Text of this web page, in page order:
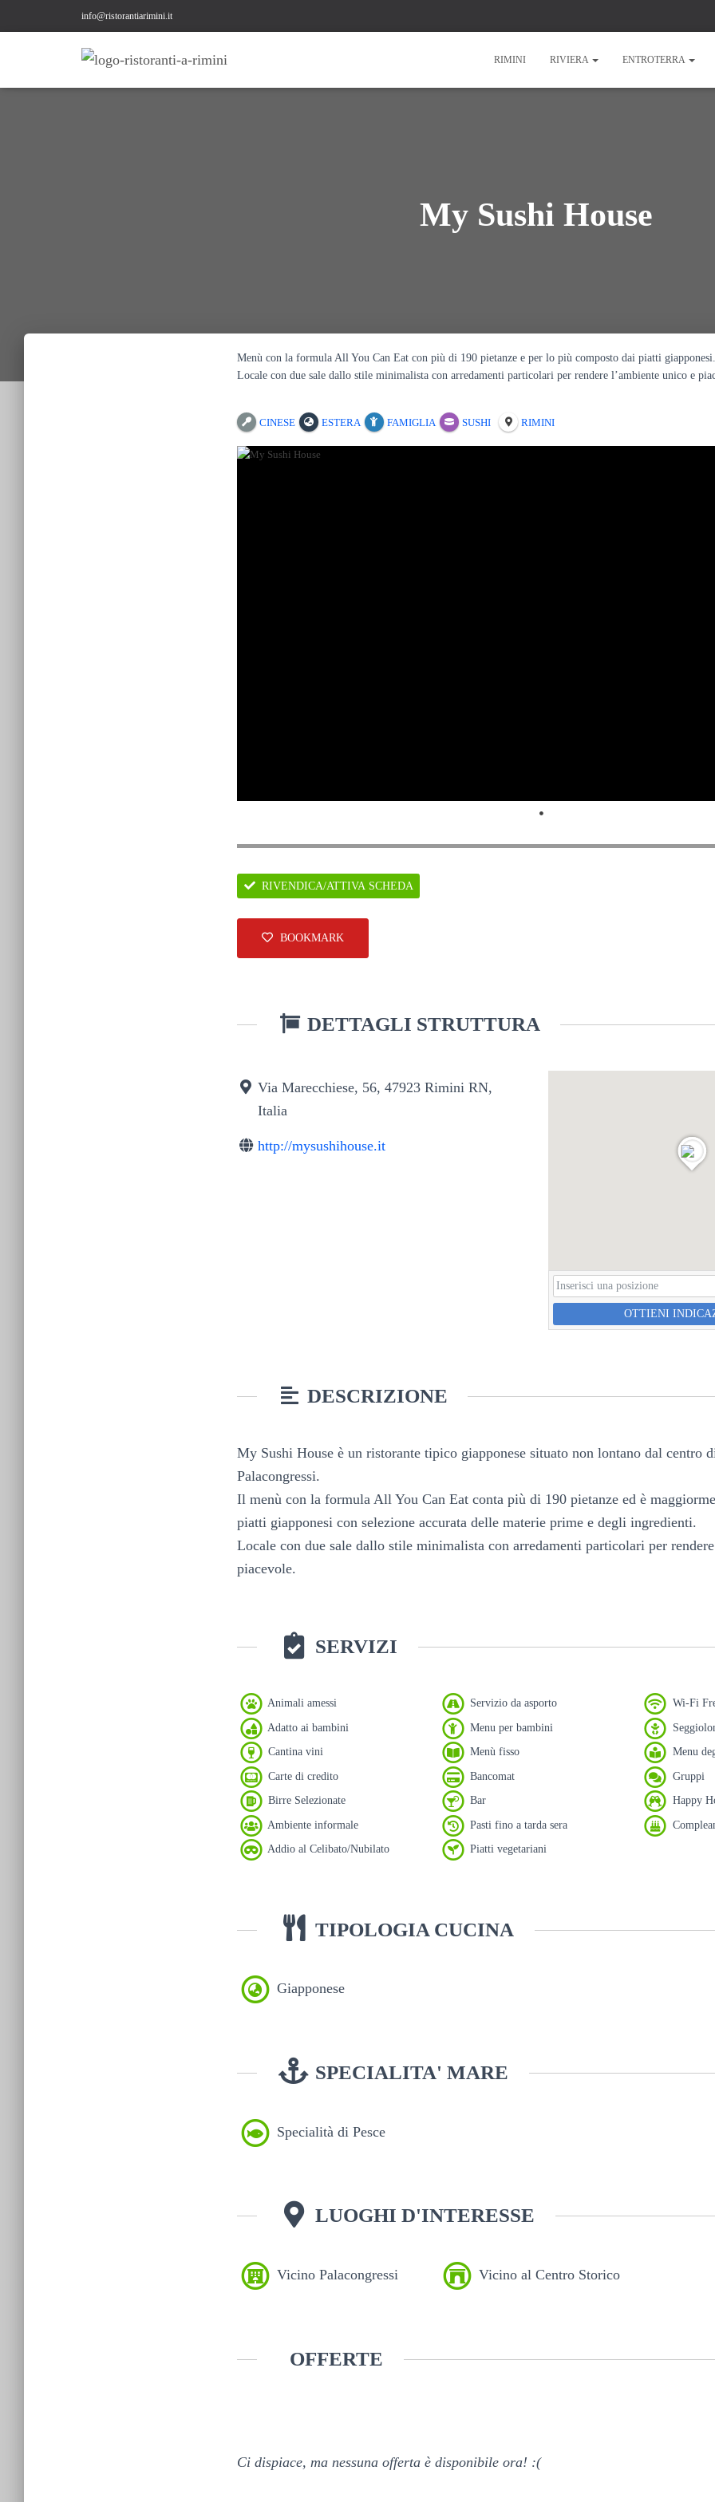
info@ristorantiarimini.it
RIMINI RIVIERA ENTROTERRA
My Sushi House
Menù con la formula All You Can Eat con più di 190 pietanze e per lo più composto dai piatti giapponesi.
Locale con due sale dallo stile minimalista con arredamenti particolari per rendere l’ambiente unico e
CINESE ESTERA FAMIGLIA SUSHI RIMINI
RIVENDICA/ATTIVA SCHEDA
BOOKMARK
DETTAGLI STRUTTURA
Via Marecchiese, 56, 47923 Rimini RN,
Italia
http://mysushihouse.it
OTTIENI
DESCRIZIONE
My Sushi House è un ristorante tipico giapponese situato non lontano dal centro
Palacongressi.
Il menù con la formula All You Can Eat conta più di 190 pietanze ed è
piatti giapponesi con selezione accurata delle materie prime e degli ingredienti.
Locale con due sale dallo stile minimalista con arredamenti particolari per
piacevole.
SERVIZI
Animali amessi Servizio da asporto Wi-Fi
Adatto ai bambini Menu per bambini
Cantina vini Menù fisso Menu
Carte di credito Bancomat Gruppi
Birre Selezionate Bar Happy
Ambiente informale Pasti fino a tarda sera
Addio al Celibato/Nubilato Piatti vegetariani
TIPOLOGIA CUCINA
Giapponese
SPECIALITA' MARE
Specialità di Pesce
LUOGHI D'INTERESSE
Vicino Palacongressi Vicino al Centro Storico
OFFERTE
Ci dispiace, ma nessuna offerta è disponibile ora! :(